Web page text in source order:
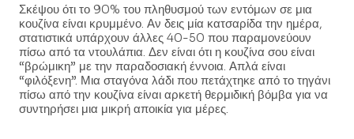
Σκέψου ότι το 90% του πληθυσμού των εντόμων σε μια
κουζίνα είναι κρυμμένο. Αν δεις μία κατσαρίδα την ημέρα,
στατιστικά υπάρχουν άλλες 40-50 που παραμονεύουν
πίσω από τα ντουλάπια. Δεν είναι ότι η κουζίνα σου είναι
“βρώμικη” με την παραδοσιακή έννοια. Απλά είναι
“φιλόξενη”. Μια σταγόνα λάδι που πετάχτηκε από το τηγάνι
πίσω από την κουζίνα είναι αρκετή θερμιδική βόμβα για να
συντηρήσει μια μικρή αποικία για μέρες.